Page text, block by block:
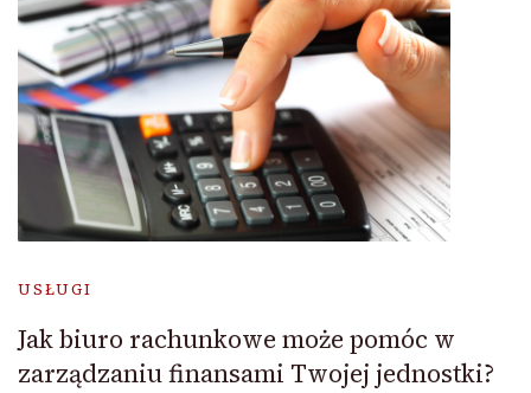
USŁUGI
Jak biuro rachunkowe może pomóc w
zarządzaniu finansami Twojej jednostki?